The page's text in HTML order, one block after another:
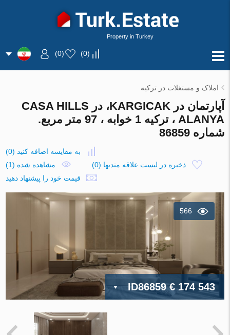
Property in Turkey
(
0
)
(
0
)
املاک و مستغلات در ترکیه
آپارتمان در KARGICAK، در CASA HILLS
ALANYA ، ترکیه 1 خوابه ، 97 متر مربع.
شماره 86859
به مقایسه اضافه کنید (
0
)
ذخیره در لیست علاقه مندیها (
0
)
مشاهده شده (1)
قیمت خود را پیشنهاد دهید
566
ID86859€ 174 543